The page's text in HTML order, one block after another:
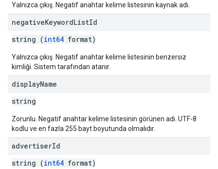
Yalnızca çıkış. Negatif anahtar kelime listesinin kaynak adı.
negativeKeywordListId
string (int64 format)
Yalnızca çıkış. Negatif anahtar kelime listesinin benzersiz
kimliği. Sistem tarafından atanır.
displayName
string
Zorunlu. Negatif anahtar kelime listesinin görünen adı. UTF-8
kodlu ve en fazla 255 bayt boyutunda olmalıdır.
advertiserId
string (int64 format)